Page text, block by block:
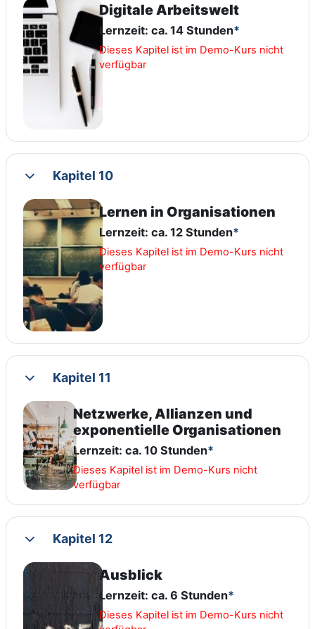
Digitale Arbeitswelt
Lernzeit: ca. 14 Stunden*
Dieses Kapitel ist im Demo-Kurs nicht
verfügbar
CollapseKapitel 10
Lernen in Organisationen
Lernzeit: ca. 12 Stunden*
Dieses Kapitel ist im Demo-Kurs nicht
verfügbar
CollapseKapitel 11
Netzwerke, Allianzen und
exponentielle Organisationen
Lernzeit: ca. 10 Stunden*
Dieses Kapitel ist im Demo-Kurs nicht
verfügbar
CollapseKapitel 12
Ausblick
Lernzeit: ca. 6 Stunden*
Dieses Kapitel ist im Demo-Kurs nicht